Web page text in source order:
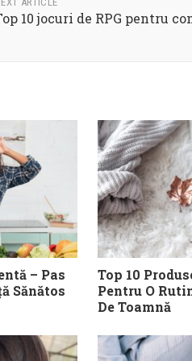
10 jocuri de RPG pentru
– Pas
Sănătos
Top 10
Pentru O
De Toamnă